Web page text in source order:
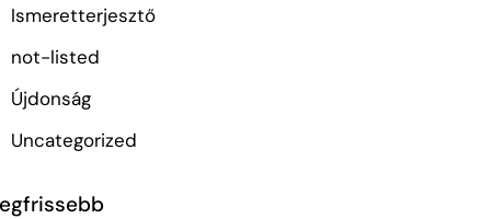
Ismeretterjesztő
not-listed
Újdonság
Uncategorized